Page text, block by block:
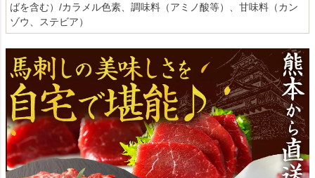
ばを含む）/カラメル色素、調味料（アミノ酸等）、甘味料（カン
ゾウ、ステビア）